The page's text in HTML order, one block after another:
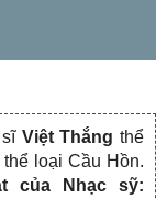
Việt Thắng thể
thể loại Cầu Hồn.
của Nhạc sỹ: